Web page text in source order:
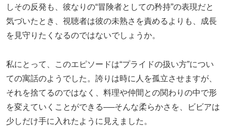
しその反発も、彼なりの“冒険者としての矜持”の表現だと
気づいたとき、視聴者は彼の未熟さを責めるよりも、成長
を見守りたくなるのではないでしょうか。
私にとって、このエピソードは“プライドの扱い方”につい
ての寓話のようでした。誇りは時に人を孤立させますが、
それを捨てるのではなく、料理や仲間との関わりの中で形
を変えていくことができる──そんな柔らかさを、ビビアは
少しだけ手に入れたように見えました。